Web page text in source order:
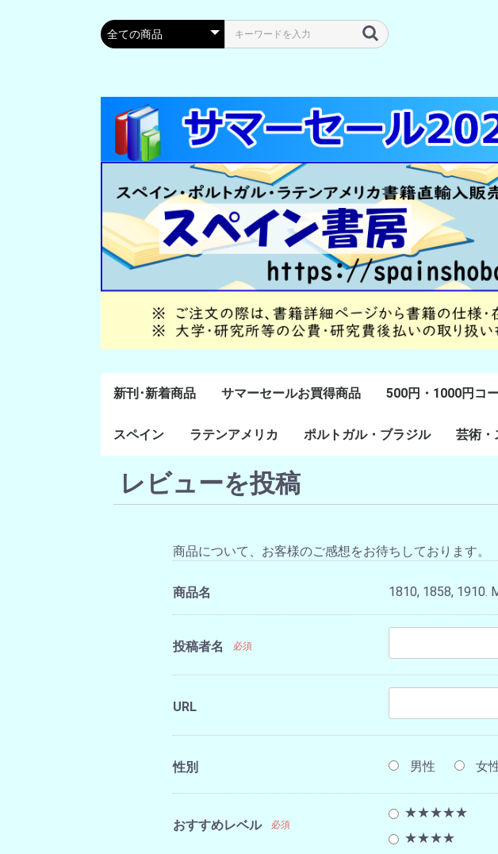
新刊･新着商品 サマーセールお買得商品 500円・1000円コ
スペイン
通史・全般
８～１５世紀
１６～１８世紀
１８世紀末～２０世紀
前半
20世紀後半以降
ラテンアメリカ
ラテン・アメリカ全般
メキシコ研究
中米・カリブ研究
キューバ研究
南米諸国
ペルー研究
チリ研究
アルゼンチン研究
ポルトガル・ブラジル 芸術・
レビューを投稿
商品について、お客様のご感想をお待ちしております。
商品名 1810, 1858, 1910.
投稿者名 必須
URL
性別 男性 女
おすすめレベル 必須
★★★★★
★★★★